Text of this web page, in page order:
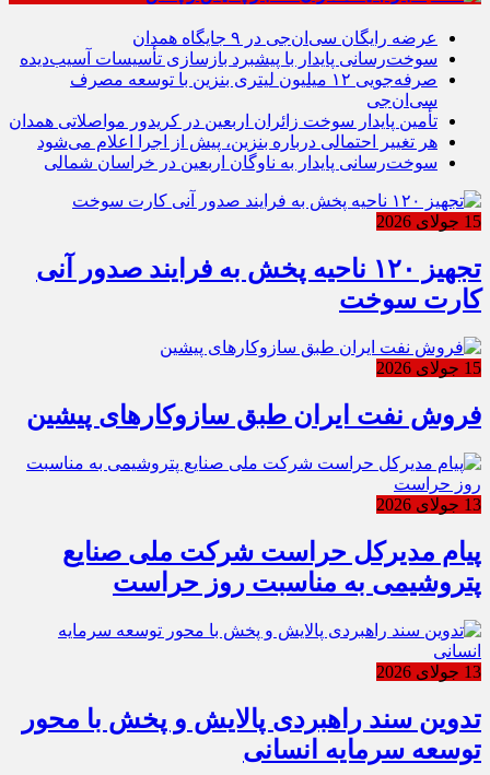
عرضه رایگان سی‌ان‌جی در ۹ جایگاه همدان
سوخت‌رسانی پایدار با پیشبرد بازسازی تأسیسات آسیب‌دیده
صرفه‌جویی ۱۲ میلیون لیتری بنزین با توسعه مصرف
سی‌ان‌جی
تأمین پایدار سوخت زائران اربعین در کریدور مواصلاتی همدان
هر تغییر احتمالی درباره بنزین، پیش از اجرا اعلام می‌شود
سوخت‌رسانی پایدار به ناوگان اربعین در خراسان شمالی
15 جولای 2026
تجهیز ۱۲۰ ناحیه پخش به فرایند صدور آنی
کارت سوخت
15 جولای 2026
فروش نفت ایران طبق سازوکارهای پیشین
13 جولای 2026
پیام مدیرکل حراست شرکت ملی صنایع
پتروشیمی به مناسبت روز حراست
13 جولای 2026
تدوین سند راهبردی پالایش و پخش با محور
توسعه سرمایه انسانی